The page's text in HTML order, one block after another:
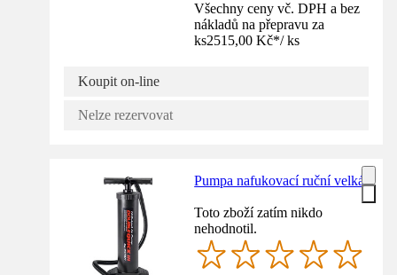
Všechny ceny vč. DPH a bez
nákladů na přepravu za
ks2515,00 Kč*/ ks
Koupit on-line
Nelze rezervovat
Pumpa nafukovací ruční velká
Toto zboží zatím nikdo
nehodnotil.